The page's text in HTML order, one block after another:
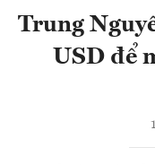
Trung
USD để